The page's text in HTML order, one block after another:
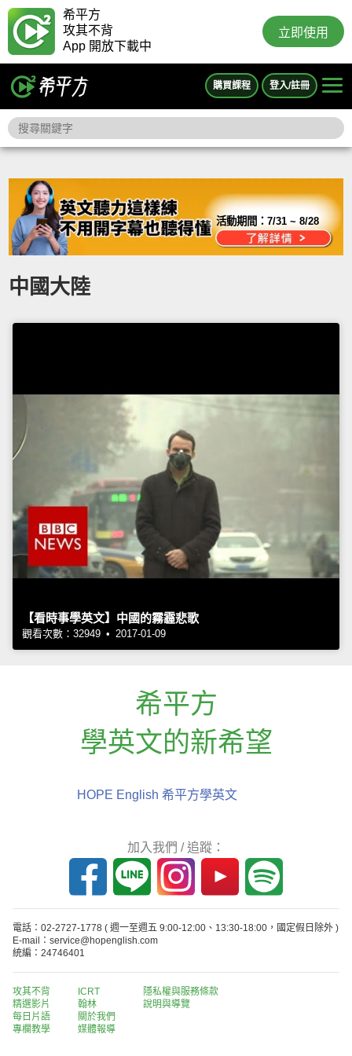
希平方
攻其不背
App 開放下載中
立即使用
購買課程 登入/註冊
活動期間：7/31 ~ 8/28
中國大陸
【看時事學英文】中國的霧霾悲歌
觀看次數：32949 • 2017-01-09
希平方
學英文的新希望
HOPE English 希平方學英文
加入我們 / 追蹤：
電話：02-2727-1778 ( 週一至週五 9:00-12:00、13:30-18:00，國定假日除外 )
E-mail：service@hopenglish.com
統編：24746401
攻其不背
精選影片
每日片語
專欄教學
ICRT
翰林
關於我們
媒體報導
隱私權與服務條款
說明與導覽